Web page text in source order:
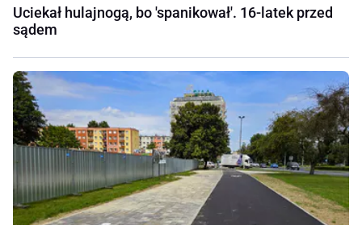
Uciekał hulajnogą, bo 'spanikował'. 16-latek przed
sądem